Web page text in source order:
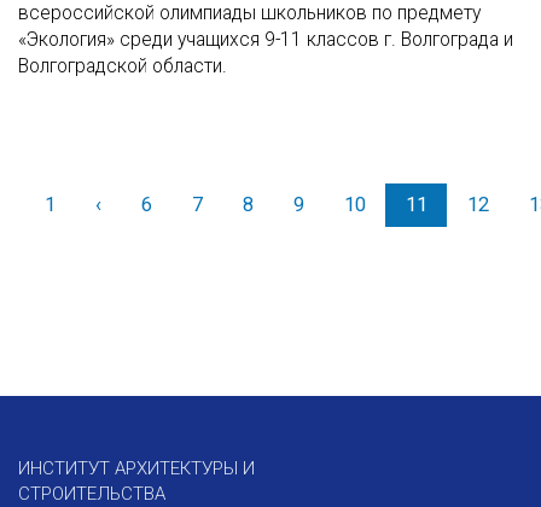
всероссийской олимпиады школьников по предмету
«Экология» среди учащихся 9-11 классов г. Волгограда и
Волгоградской области.
1 ‹Назад
6 7 8 9 10 11 12
ИНСТИТУТ АРХИТЕКТУРЫ И
СТРОИТЕЛЬСТВА